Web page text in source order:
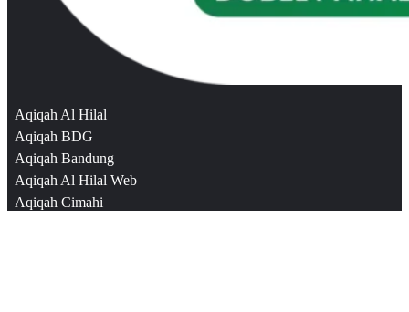
Aqiqah Al Hilal
Aqiqah BDG
Aqiqah Bandung
Aqiqah Al Hilal Web
Aqiqah Cimahi